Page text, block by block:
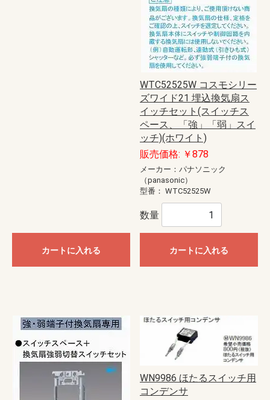
カートに入れる
WTC52525W コスモシリー
ズワイド21 埋込換気扇ス
イッチセット(スイッチス
ペース、「強」「弱」スイ
ッチ)(ホワイト)
販売価格: ￥878
メーカー：パナソニック
（panasonic）
型番： WTC52525W
数量
カートに入れる
WN9986 ほたるスイッチ用
コンデンサ